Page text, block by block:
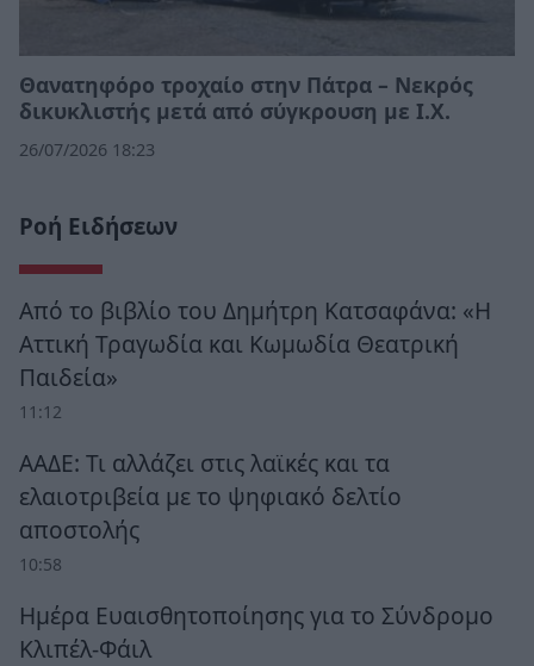
Θανατηφόρο τροχαίο στην Πάτρα – Νεκρός
δικυκλιστής μετά από σύγκρουση με Ι.Χ.
26/07/2026 18:23
Ροή Ειδήσεων
Από το βιβλίο του Δημήτρη Κατσαφάνα: «Η
Αττική Τραγωδία και Κωμωδία Θεατρική
Παιδεία»
11:12
ΑΑΔΕ: Τι αλλάζει στις λαϊκές και τα
ελαιοτριβεία με το ψηφιακό δελτίο
αποστολής
10:58
Ημέρα Ευαισθητοποίησης για το Σύνδρομο
Κλιπέλ-Φάιλ